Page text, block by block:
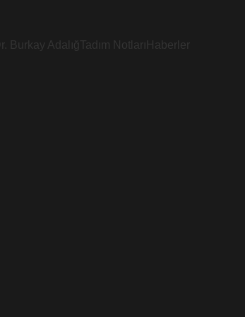
Burkay Adalığ Tadım Notları Haberler